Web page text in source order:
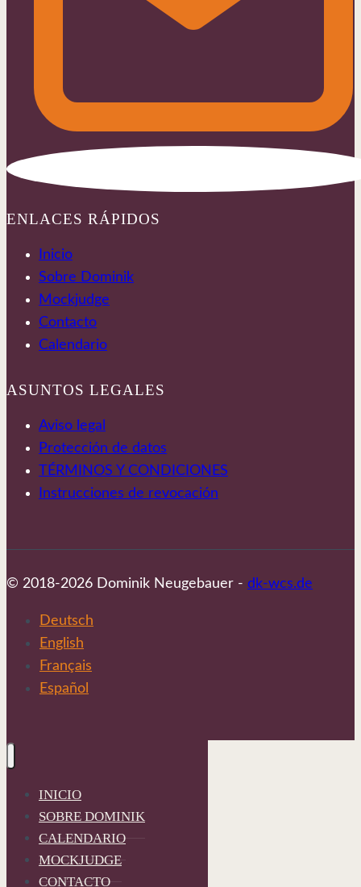
ENLACES RÁPIDOS
Inicio
Sobre Dominik
Mockjudge
Contacto
Calendario
ASUNTOS LEGALES
Aviso legal
Protección de datos
TÉRMINOS Y CONDICIONES
Instrucciones de revocación
© 2018-2026 Dominik Neugebauer - dk-wcs.de
Deutsch
English
Français
Español
INICIO
SOBRE DOMINIK
CALENDARIO
MOCKJUDGE
CONTACTO